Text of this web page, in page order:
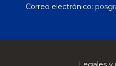
Correo electrónico: